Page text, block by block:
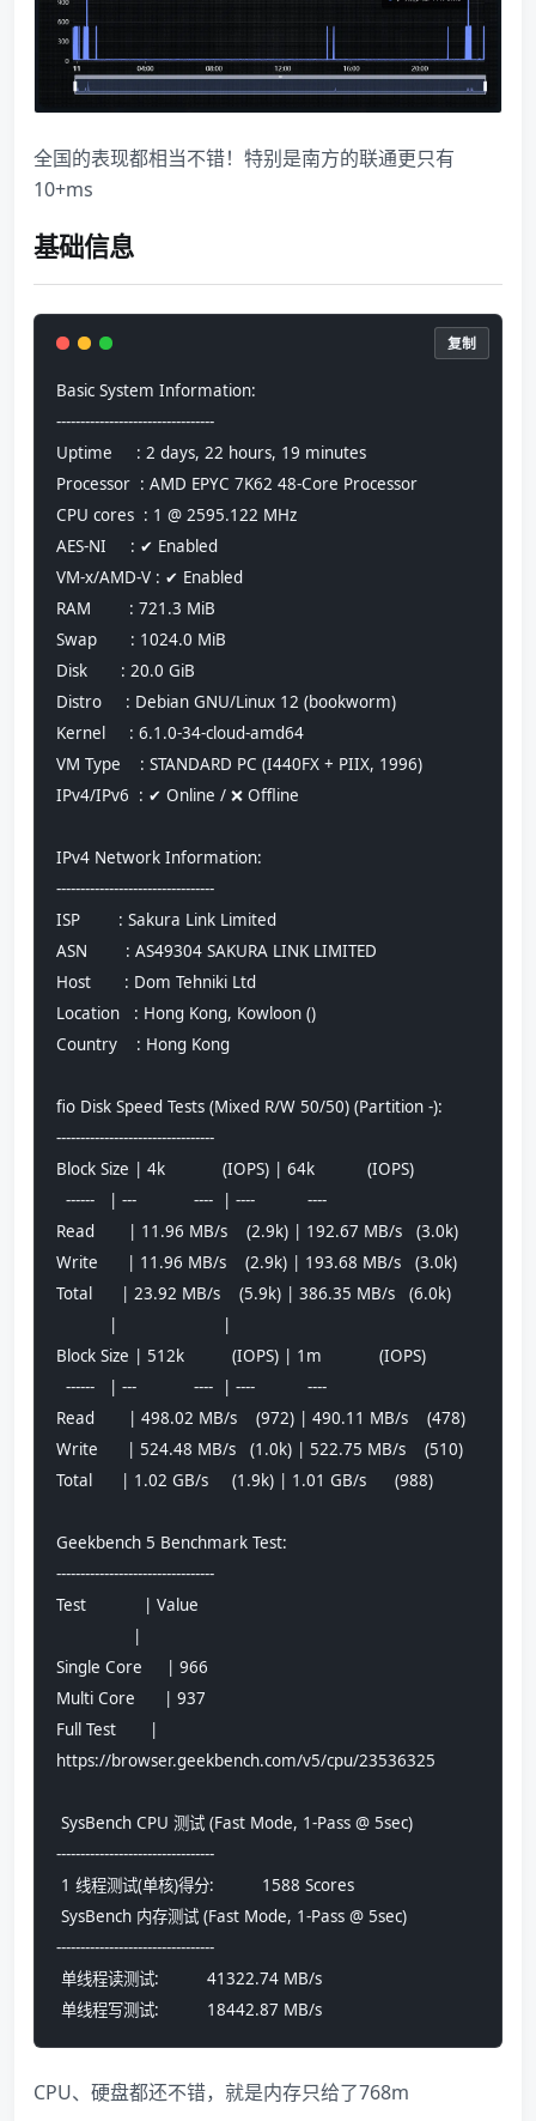
全国的表现都相当不错！特别是南方的联通更只有
10+ms
基础信息
Basic System Information:
---------------------------------
Uptime     : 2 days, 22 hours, 19 minutes
Processor  : AMD EPYC 7K62 48-Core Processor
CPU cores  : 1 @ 2595.122 MHz
AES-NI     : ✔ Enabled
VM-x/AMD-V : ✔ Enabled
RAM        : 721.3 MiB
Swap       : 1024.0 MiB
Disk       : 20.0 GiB
Distro     : Debian GNU/Linux 12 (bookworm)
Kernel     : 6.1.0-34-cloud-amd64
VM Type    : STANDARD PC (I440FX + PIIX, 1996)
IPv4/IPv6  : ✔ Online / ❌ Offline
IPv4 Network Information:
---------------------------------
ISP        : Sakura Link Limited
ASN        : AS49304 SAKURA LINK LIMITED
Host       : Dom Tehniki Ltd
Location   : Hong Kong, Kowloon ()
Country    : Hong Kong
fio Disk Speed Tests (Mixed R/W 50/50) (Partition -):
---------------------------------
Block Size | 4k            (IOPS) | 64k           (IOPS)
  ------   | ---            ----  | ----           ----
Read       | 11.96 MB/s    (2.9k) | 192.67 MB/s   (3.0k)
Write      | 11.96 MB/s    (2.9k) | 193.68 MB/s   (3.0k)
Total      | 23.92 MB/s    (5.9k) | 386.35 MB/s   (6.0k)
           |                      |
Block Size | 512k          (IOPS) | 1m            (IOPS)
  ------   | ---            ----  | ----           ----
Read       | 498.02 MB/s    (972) | 490.11 MB/s    (478)
Write      | 524.48 MB/s   (1.0k) | 522.75 MB/s    (510)
Total      | 1.02 GB/s     (1.9k) | 1.01 GB/s      (988)
Geekbench 5 Benchmark Test:
---------------------------------
Test            | Value
                |
Single Core     | 966
Multi Core      | 937
Full Test       |
https://browser.geekbench.com/v5/cpu/23536325
SysBench CPU 测试 (Fast Mode, 1-Pass @ 5sec)
---------------------------------
1 线程测试(单核)得分:          1588 Scores
SysBench 内存测试 (Fast Mode, 1-Pass @ 5sec)
---------------------------------
单线程读测试:          41322.74 MB/s
单线程写测试:          18442.87 MB/s
复制
CPU、硬盘都还不错，就是内存只给了768m